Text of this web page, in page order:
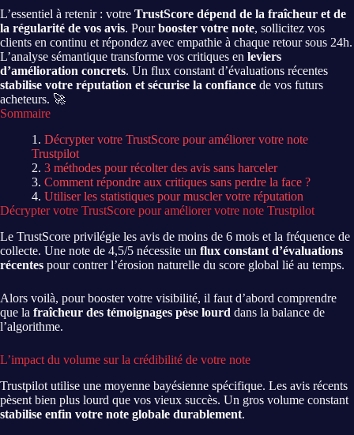
L’essentiel à retenir : votre TrustScore dépend de la fraîcheur et de
la régularité de vos avis. Pourbooster votre note, sollicitez vos
clients en continu et répondez avec empathie à chaque retour sous 24h.
L’analyse sémantique transforme vos critiques en leviers
d’amélioration concrets. Un flux constant d’évaluations récentes
stabilise votre réputation et sécurise la confiance de vos futurs
acheteurs. 🚀
Sommaire
Décrypter votre TrustScore pour améliorer votre note
Trustpilot
3 méthodes pour récolter des avis sans harceler
Comment répondre aux critiques sans perdre la face ?
Utiliser les statistiques pour muscler votre réputation
Décrypter votre TrustScore pour améliorer votre note Trustpilot
Le TrustScore privilégie les avis de moins de 6 mois et la fréquence de
collecte. Une note de 4,5/5 nécessite un flux constant d’évaluations
récentes pour contrer l’érosion naturelle du score global lié au temps.
Alors voilà, pour booster votre visibilité, il faut d’abord comprendre
que la fraîcheur des témoignages pèse lourd dans la balance de
l’algorithme.
L’impact du volume sur la crédibilité de votre note
Trustpilot utilise une moyenne bayésienne spécifique. Les avis récents
pèsent bien plus lourd que vos vieux succès. Un gros volume constant
stabilise enfin votre note globale durablement.